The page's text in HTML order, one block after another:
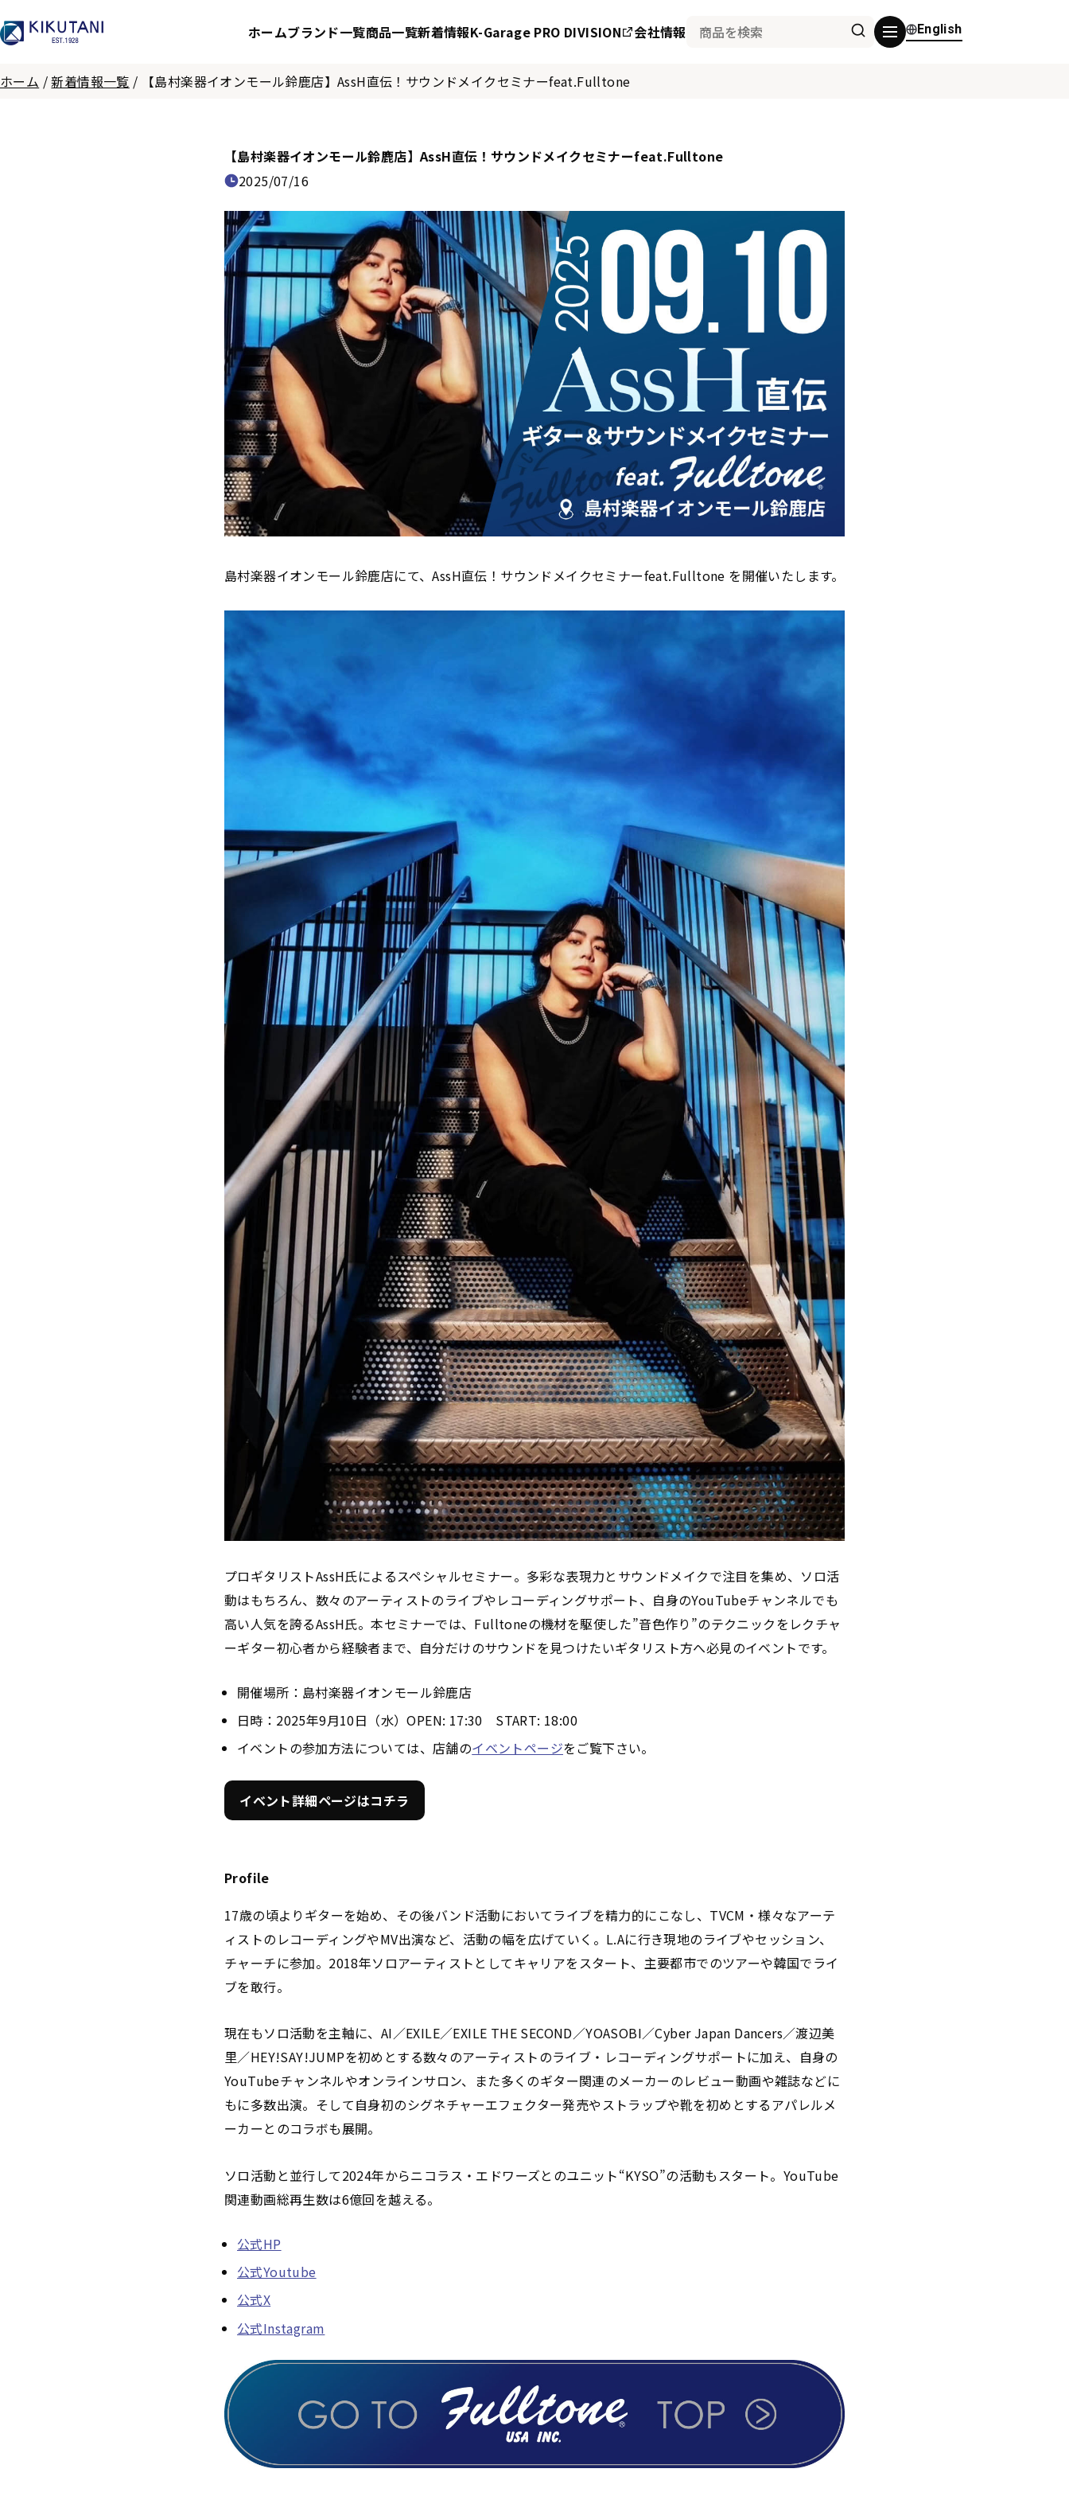
ホームブランド一覧商品一覧新着情報K-Garage PRO DIVISION 会社情報 English
ホーム /新着情報一覧 / 【島村楽器イオンモール鈴鹿店】AssH直伝！サウンドメイクセミナーfeat.Fulltone
【島村楽器イオンモール鈴鹿店】AssH直伝！サウンドメイクセミナーfeat.Fulltone
2025/07/16
島村楽器イオンモール鈴鹿店にて、AssH直伝！サウンドメイクセミナーfeat.Fulltone を開催いたします。
プロギタリストAssH氏によるスペシャルセミナー。多彩な表現力とサウンドメイクで注目を集め、ソロ活
動はもちろん、数々のアーティストのライブやレコーディングサポート、自身のYouTubeチャンネルでも
高い人気を誇るAssH氏。本セミナーでは、Fulltoneの機材を駆使した”音色作り”のテクニックをレクチャ
ーギター初心者から経験者まで、自分だけのサウンドを見つけたいギタリスト方へ必見のイベントです。
開催場所：島村楽器イオンモール鈴鹿店
日時：2025年9月10日（水）OPEN: 17:30 START: 18:00
イベントの参加方法については、店舗のイベントページをご覧下さい。
イベント詳細ページはコチラ
Profile
17歳の頃よりギターを始め、その後バンド活動においてライブを精力的にこなし、TVCM・様々なアーテ
ィストのレコーディングやMV出演など、活動の幅を広げていく。L.Aに行き現地のライブやセッション、
チャーチに参加。2018年ソロアーティストとしてキャリアをスタート、主要都市でのツアーや韓国でライ
ブを敢行。
現在もソロ活動を主軸に、AI／EXILE／EXILE THE SECOND／YOASOBI／Cyber Japan Dancers／渡辺美
里／HEY!SAY!JUMPを初めとする数々のアーティストのライブ・レコーディングサポートに加え、自身の
YouTubeチャンネルやオンラインサロン、また多くのギター関連のメーカーのレビュー動画や雑誌などに
もに多数出演。そして自身初のシグネチャーエフェクター発売やストラップや靴を初めとするアパレルメ
ーカーとのコラボも展開。
ソロ活動と並行して2024年からニコラス・エドワーズとのユニット“KYSO”の活動もスタート。YouTube
関連動画総再生数は6億回を越える。
公式HP
公式Youtube
公式X
公式Instagram